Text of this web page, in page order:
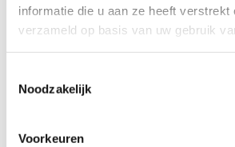
informatie die u aan ze heeft verstrekt
verzameld op basis van uw gebruik
Noodzakelijk
Voorkeuren
Ral of NCS kleur*
Ustka mat gespoten, Deur voor Pax